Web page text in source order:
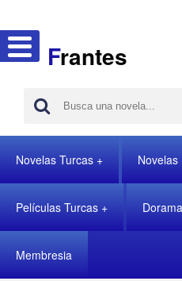
Frantes
Novelas Turcas Novelas
Películas Turcas
Membresia